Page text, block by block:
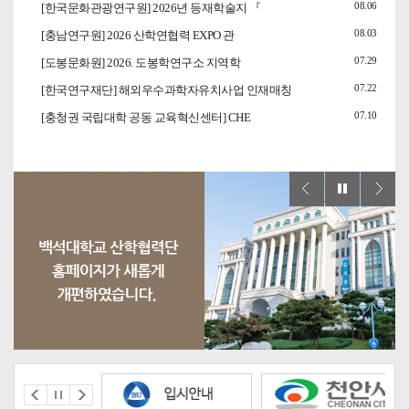
[한국문화관광연구원] 2026년 등재학술지 『 08.06
[충남연구원] 2026 산학연협력 EXPO 관 08.03
[도봉문화원] 2026. 도봉학연구소 지역학 07.29
[한국연구재단] 해외우수과학자유치사업 인재매칭 07.22
[충청권 국립대학 공동 교육혁신센터] CHE 07.10